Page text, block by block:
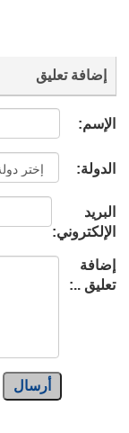
إضافة تعليق
الإسم:
الدولة:
البريد
الإلكتروني:
إضافة
تعليق ..:
أرسال